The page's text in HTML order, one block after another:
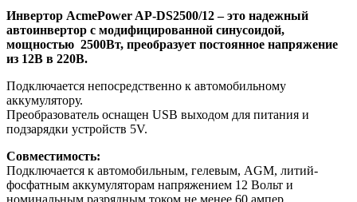
Инвертор AcmePower AP-DS2500/12 – это надежный
автоинвертор с модифицированной синусоидой,
мощностью 2500Вт, преобразует постоянное напряжение
из 12В в 220В.
Подключается непосредственно к автомобильному
аккумулятору.
Преобразователь оснащен USB выходом для питания и
подзарядки устройств 5V.
Совместимость:
Подключается к автомобильным, гелевым, AGM, литий-
фосфатным аккумуляторам напряжением 12 Вольт и